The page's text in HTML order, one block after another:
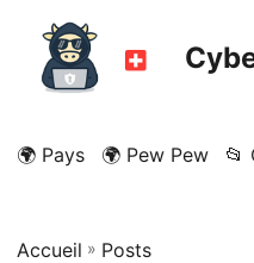
🌍 Pays 🌍 Pew Pew 📂
Accueil » Posts